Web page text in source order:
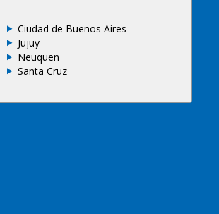
Ciudad de Buenos Aires
Jujuy
Neuquen
Santa Cruz